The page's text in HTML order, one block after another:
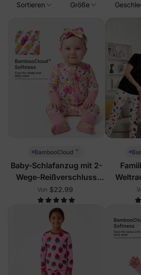
Sortieren Größe
BambooCloud ™
Baby-Schlafanzug mit 2-
Wege-Reißverschluss
und Blumenmuster
Von $22.99